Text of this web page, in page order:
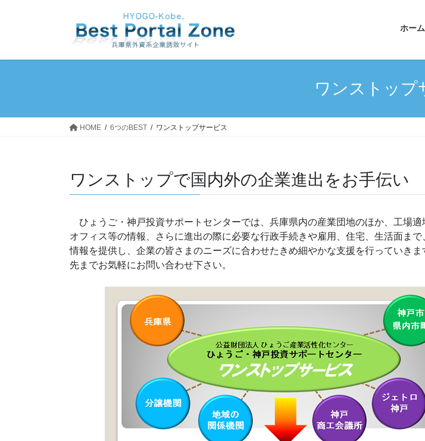
ッ
移
ホーム
ワンストップ
HOME 6つのBEST ワンストップサービス
ワンストップで国内外の企業進出をお手伝い
ひょうご・神戸投資サポートセンターでは、兵庫県内の産業団地のほか、工場適
オフィス等の情報、さらに進出の際に必要な行政手続きや雇用、住宅、生活面ま
情報を提供し、企業の皆さまのニーズに合わせたきめ細やかな支援を行っていき
先までお気軽にお問い合わせ下さい。